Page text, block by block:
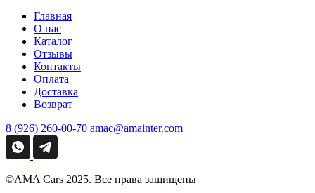
Главная
О нас
Каталог
Отзывы
Контакты
Оплата
Доставка
Возврат
8 (926) 260-00-70 amac@amainter.com
©AMA Cars 2025. Все права защищены